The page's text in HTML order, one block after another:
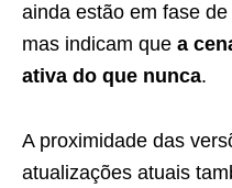
ainda estão em fase
mas indicam que a
ativa do que nunca.
A proximidade das
atualizações atuais